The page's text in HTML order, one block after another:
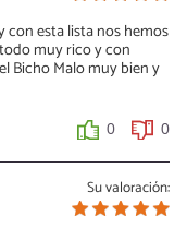
con esta lista nos hemos
muy rico y con
Bicho Malo muy bien y
0 0
Su valoración: